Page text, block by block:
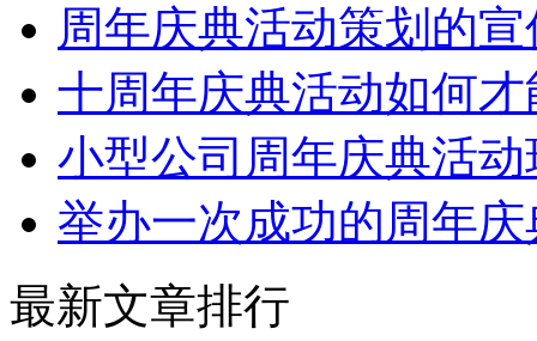
周年庆典活动策划的
十周年庆典活动如何
小型公司周年庆典活
举办一次成功的周年
最新文章排行